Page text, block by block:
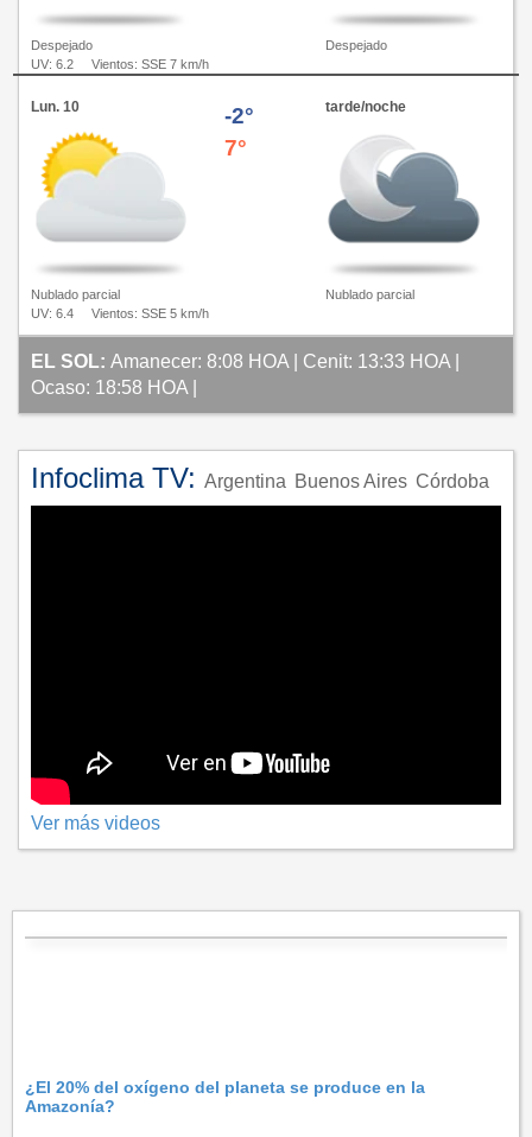
Despejado
Despejado
UV: 6.2
Vientos: SSE 7 km/h
Lun. 10
Nublado parcial
-2°
7°
tarde/noche
Nublado parcial
UV: 6.4
Vientos: SSE 5 km/h
EL SOL: Amanecer: 8:08 HOA | Cenit: 13:33 HOA |
Ocaso: 18:58 HOA |
Infoclima TV: Argentina Buenos Aires Córdoba
Ver más videos
¿El 20% del oxígeno del planeta se produce en la
Amazonía?